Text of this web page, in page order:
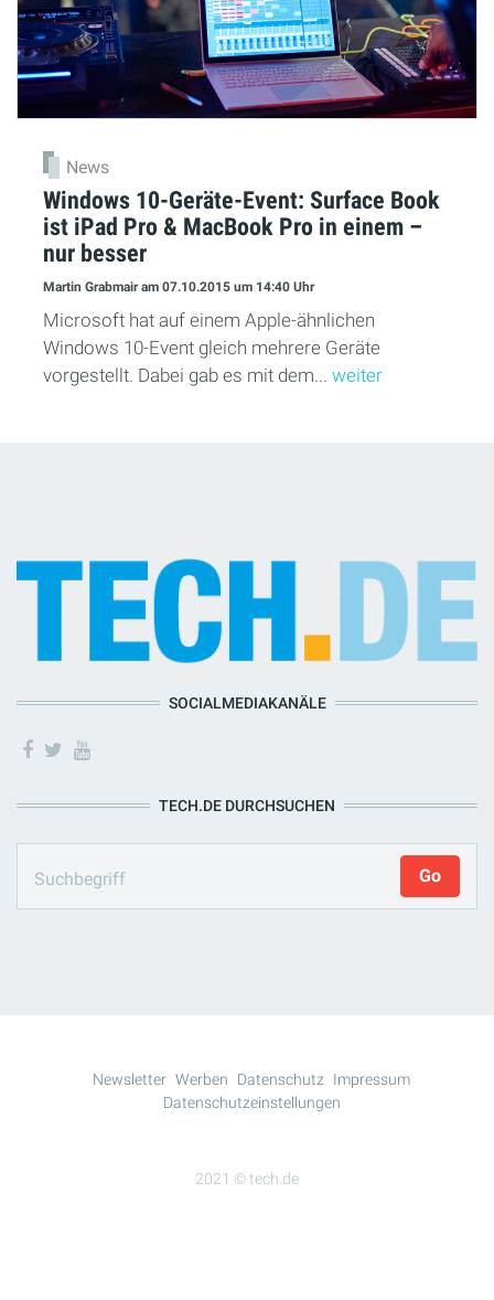
News
Windows 10-Geräte-Event: Surface Book
ist iPad Pro & MacBook Pro in einem –
nur besser
Martin Grabmairam 07.10.2015 um 14:40 Uhr
Microsoft hat auf einem Apple-ähnlichen
Windows 10-Event gleich mehrere Geräte
vorgestellt. Dabei gab es mit dem... weiter
SOCIALMEDIAKANÄLE
TECH.DE DURCHSUCHEN
2021 © tech.de
Newsletter Werben Datenschutz Impressum
Datenschutzeinstellungen